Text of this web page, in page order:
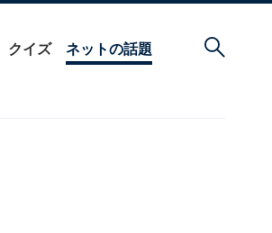
クイズ ネットの話題